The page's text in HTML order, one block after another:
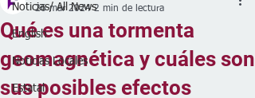
Noticias/ All News
English
Noticias Locales
Estatal
Qué es una tormenta
geomagnética y cuáles son
sus posibles efectos
26 mar 2024 2 min de lectura